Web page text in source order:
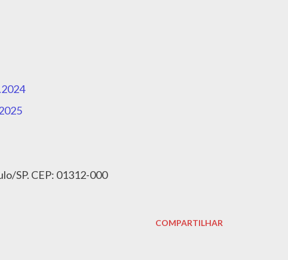
SP. CEP: 01312-000
COMPARTILHAR